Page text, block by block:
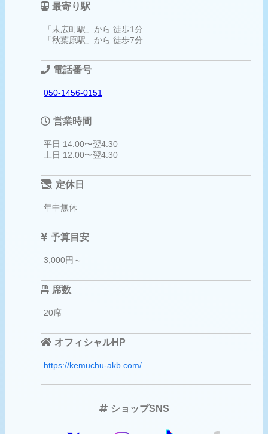
最寄り駅
「末広町駅」から 徒歩1分
「秋葉原駅」から 徒歩7分
電話番号
050-1456-0151
営業時間
平日 14:00〜翌4:30
土日 12:00〜翌4:30
定休日
年中無休
予算目安
3,000円～
席数
20席
オフィシャルHP
https://kemuchu-akb.com/
ショップSNS